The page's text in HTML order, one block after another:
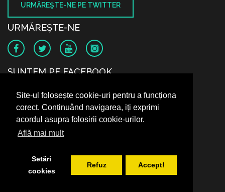
Site-ul folosește cookie-uri pentru a funcționa
corect. Continuând navigarea, iți exprimi
acordul asupra folosirii cookie-urilor.
Află mai mult
Setări
cookies
Refuz Accept!
URMĂREŞTE-NE PE TWITTER
URMĂREŞTE-NE
SUNTEM PE FACEBOOK